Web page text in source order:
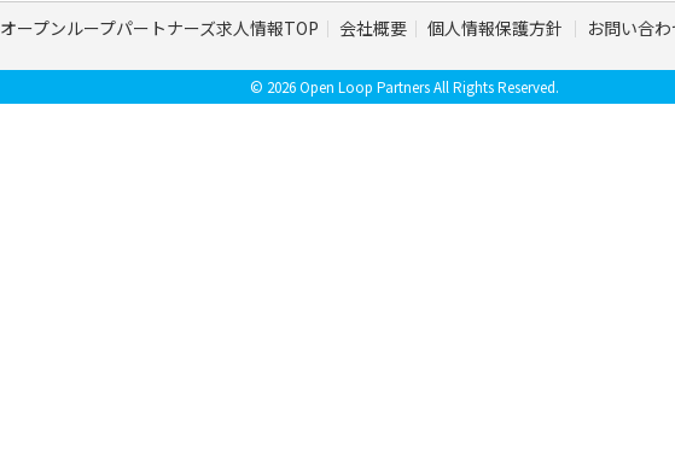
オープンループパートナーズ求人情報TOP 会社概要 個人情報保護方針 お問い合わ
© 2026 Open Loop Partners All Rights Reserved.